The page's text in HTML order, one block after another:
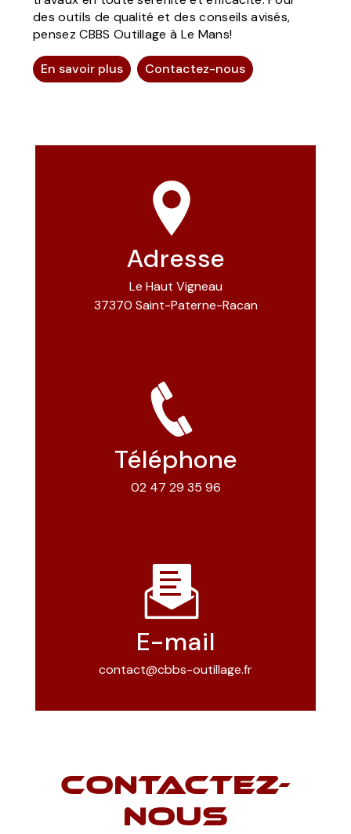
des outils de qualité et des conseils avisés,
pensez CBBS Outillage à Le Mans!
En savoir plus Contactez-nous
Adresse
Le Haut Vigneau
37370 Saint-Paterne-Racan
Téléphone
02 47 29 35 96
E-mail
contact@cbbs-outillage.fr
CONTACTEZ-
NOUS